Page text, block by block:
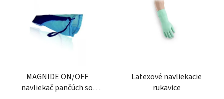
MAGNIDE ON/OFF
navliekač pančúch so
Latexové navliekacie
rukavice